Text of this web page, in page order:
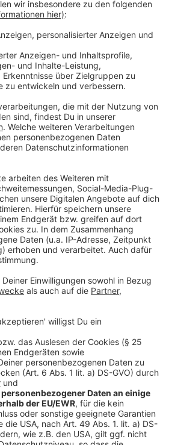
die Karte selbst. Eher in einen
einfach, sich die vier Zahlen
lassen - nicht
möglicherweise nicht alle von
Länder, die den Euro nicht als
beim Bezahlen den Betrag
lassen. Meist ist es an
möglich. Allerdings ist
deutlich schlechter. Dazu sagt
"Das perfide an der Sache ist,
Tauschkurs wählen?' So
den festen Tauschkurs
weil man ansonsten
sollte man sich trotzdem nicht
Auf jeden Fall die Abbuchung
rät die Verbraucherzentrale
Bargeld dabei zu haben. Wie es